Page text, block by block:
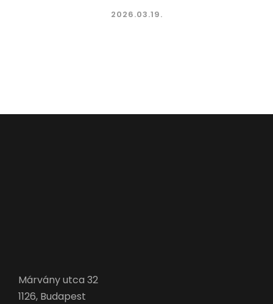
2026.03.19.
Márvány utca 32
1126, Budapest